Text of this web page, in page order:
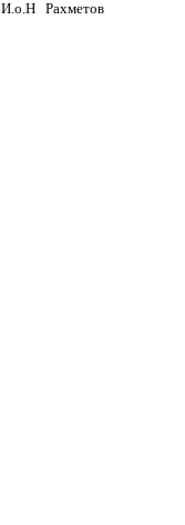
И.о.Н Рахметов